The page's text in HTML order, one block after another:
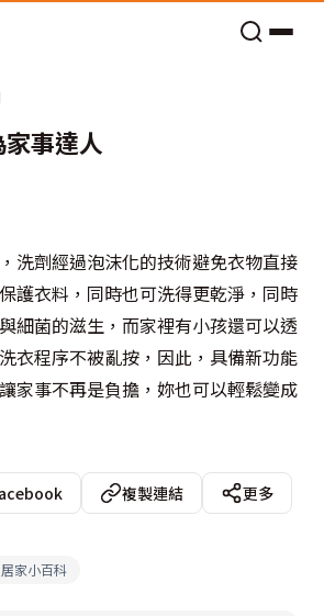
事達人
洗劑經過泡沫化的技術避免衣物直接
護衣料，同時也可洗得更乾淨，同時
細菌的滋生，而家裡有小孩還可以透
衣程序不被亂按，因此，具備新功能
家事不再是負擔，妳也可以輕鬆變成
複製連結
更多
家小百科